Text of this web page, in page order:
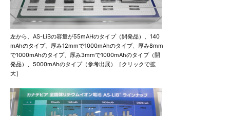
左から、AS-LiBの容量が55mAHのタイプ（開発品）、140
mAhのタイプ、厚み12mmで1000mAhのタイプ、厚み8mm
で1000mAhのタイプ、厚み3mmで1000mAhのタイプ（開
発品）、5000mAhのタイプ（参考出展）［クリックで拡
大］